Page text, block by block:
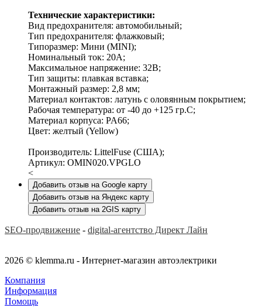
Технические характеристики:
Вид предохранителя: автомобильный;
Тип предохранителя: флажковый;
Типоразмер: Мини (MINI);
Номинальный ток: 20А;
Максимальное напряжение: 32В;
Тип защиты: плавкая вставка;
Монтажный размер: 2,8 мм;
Материал контактов: латунь с оловянным покрытием;
Рабочая температура: от -40 до +125 гр.C;
Материал корпуса: PA66;
Цвет: желтый (Yellow)
Производитель: LittelFuse (США);
Артикул: OMIN020.VPGLO
<
Добавить отзыв на Google карту
Добавить отзыв на Яндекс карту
Добавить отзыв на 2GIS карту
SEO-продвижение - digital-агентство Директ Лайн
2026 © klemma.ru - Интернет-магазин автоэлектрики
Компания
Информация
Помощь